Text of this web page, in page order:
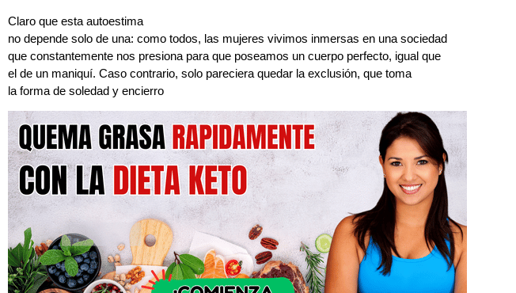
Claro que esta autoestima
no depende solo de una: como todos, las mujeres vivimos inmersas en una sociedad
que constantemente nos presiona para que poseamos un cuerpo perfecto, igual que
el de un maniquí. Caso contrario, solo pareciera quedar la exclusión, que toma
la forma de soledad y encierro